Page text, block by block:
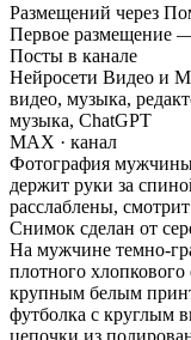
Размещений через
Первое размещение
Посты в канале
Нейросети Видео и
видео, музыка,
музыка, ChatGPT
MAX · канал
Фотография
держит руки за
расслаблены,
Снимок сделан от
На мужчине темно-
плотного
крупным белым
футболка с круглым
цепочки из